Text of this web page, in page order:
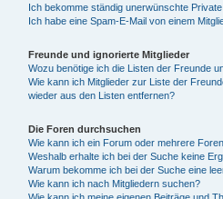
Ich bekomme ständig unerwünschte
Ich habe eine Spam-E-Mail von einem
Freunde und ignorierte Mitglieder
Wozu benötige ich die Listen der Freunde
Wie kann ich Mitglieder zur Liste der
wieder aus den Listen entfernen?
Die Foren durchsuchen
Wie kann ich ein Forum oder mehrere
Weshalb erhalte ich bei der Suche keine
Warum bekomme ich bei der Suche eine
Wie kann ich nach Mitgliedern suchen?
Wie kann ich meine eigenen Beiträge und